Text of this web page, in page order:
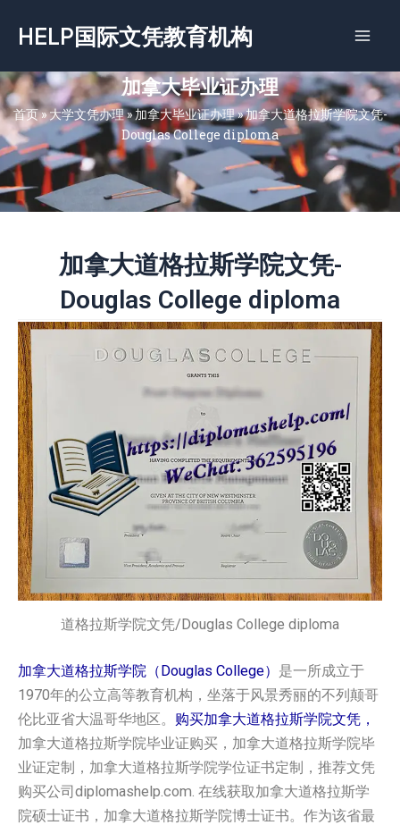
容
HELP国际文凭教育机构
加拿大毕业证办理
首页»大学文凭办理»加拿大毕业证办理»加拿大道格拉斯学院文凭-
Douglas College diploma
加拿大道格拉斯学院文凭-
Douglas College diploma
道格拉斯学院文凭/Douglas College diploma
加拿大道格拉斯学院（Douglas College） 是一所成立于
1970年的公立高等教育机构，坐落于风景秀丽的不列颠哥
伦比亚省大温哥华地区。 购买加拿大道格拉斯学院文凭，
加拿大道格拉斯学院毕业证购买，加拿大道格拉斯学院毕
业证定制，加拿大道格拉斯学院学位证书定制，推荐文凭
购买公司diplomashelp.com. 在线获取加拿大道格拉斯学
院硕士证书，加拿大道格拉斯学院博士证书。作为该省最